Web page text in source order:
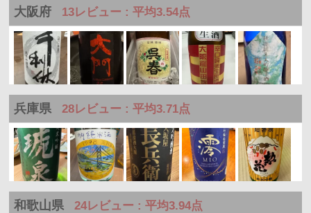
大阪府 13レビュー : 平均3.54点
兵庫県 28レビュー : 平均3.71点
和歌山県 24レビュー : 平均3.94点